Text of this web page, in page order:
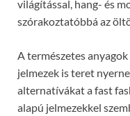
világítással, hang- és
szórakoztatóbbá az
A természetes
jelmezek is teret
alternatívákat a fast
alapú jelmezekkel